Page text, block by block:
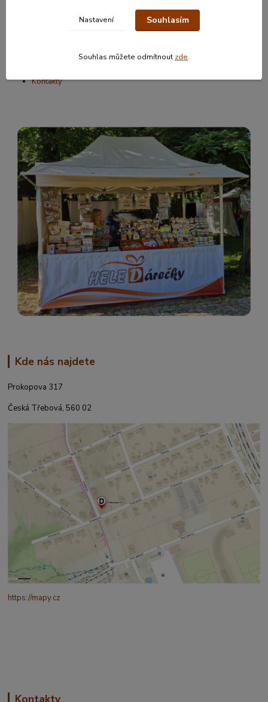
Informace pro zákazníky
Jak nakupovat
Kontakty
Kde nás najdete
Prokopova 317
Česká Třebová, 560 02
https://mapy.cz
Kontakty
Nastavení Souhlasím
Souhlas můžete odmítnout zde.